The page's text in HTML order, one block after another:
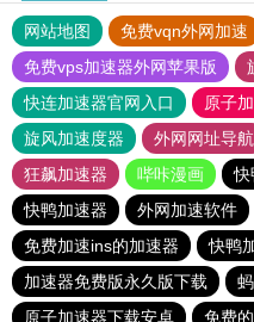
网站地图 免费vqn外网加速
免费vps加速器外网苹果版
快连加速器官网入口
原子
旋风加速度器
外网网址导航
狂飙加速器
哔咔漫画 快
快鸭加速器
外网加速软件
免费加速ins的加速器
快鸭
加速器免费版永久版下载
原子加速器下载安卓
免费